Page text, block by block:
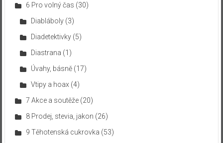
6 Pro volný čas (30)
Diabláboly(3)
Diadetektivky(5)
Diastrana (1)
Úvahy, básně(17)
Vtipy a hoax (4)
7 Akce a soutěže(20)
8 Prodej, stevia, jakon (26)
9 Těhotenská cukrovka (53)